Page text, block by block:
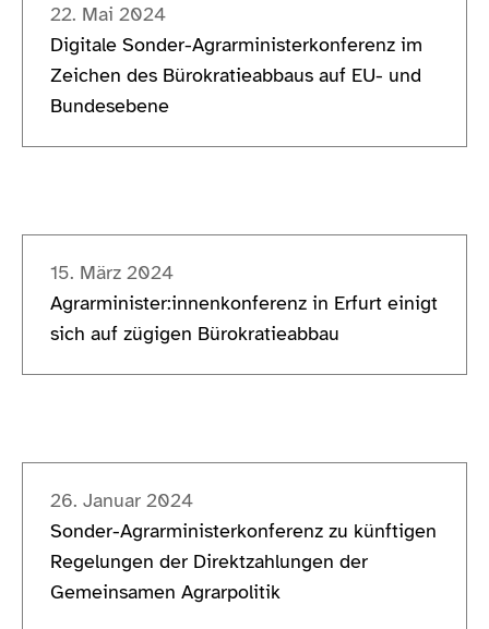
22. Mai 2024
Digitale Sonder-Agrarministerkonferenz im
Zeichen des Bürokratieabbaus auf EU- und
Bundesebene
15. März 2024
Agrarminister:innenkonferenz in Erfurt einigt
sich auf zügigen Bürokratieabbau
26. Januar 2024
Sonder-Agrarministerkonferenz zu künftigen
Regelungen der Direktzahlungen der
Gemeinsamen Agrarpolitik